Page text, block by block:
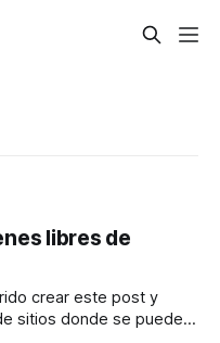
libres de
crear este post y
sitios donde se pueden